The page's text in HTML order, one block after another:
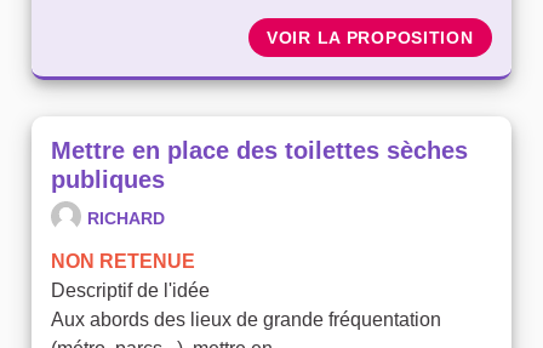
VOIR LA PROPOSITION
Mettre en place des toilettes sèches
publiques
RICHARD
NON RETENUE
Descriptif de l'idée
Aux abords des lieux de grande fréquentation